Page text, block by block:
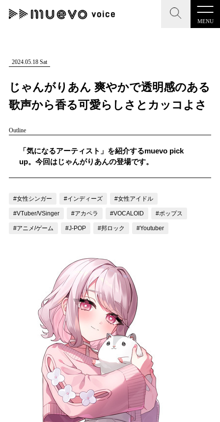
MENU
CLOSE
記事を検索する
人気ワード
#男性SSW #ポップス #女性SSW
CLOSE
"読者の声を形にする”音楽特化メディア
MENU
記事一覧
お問い合わせ
記事リクエスト
muevoクラウドファンディング
muevoコミュニティ
ぶいクラ！by muevo
ぶいコミュ！by muevo
ぶいマガ！ by muevo
2024.05.18 Sat
じゃんがりあん 爽やかで透明感のある
歌声から香る可愛らしさとカッコよさ
Outline
「気になるアーティスト」を紹介するmuevo pick
up。今回はじゃんがりあんの登場です。
#女性シンガー #インディーズ #女性アイドル
#VTuber/VSinger #アカペラ #VOCALOID #ポップス
#アニメ/ゲーム #J-POP #邦ロック #Youtuber